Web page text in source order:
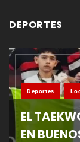
DEPORTES
Deportes
EL
EN